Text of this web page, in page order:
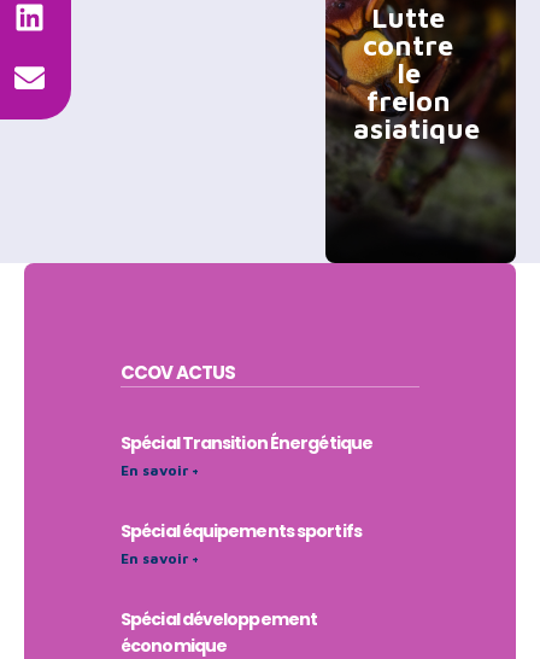
Lutte
contre
le
frelon
asiatique
CCOVACTUS
Spécial Transition Énergétique
En savoir +
Spécial équipements sportifs
En savoir +
Spécial développement
économique